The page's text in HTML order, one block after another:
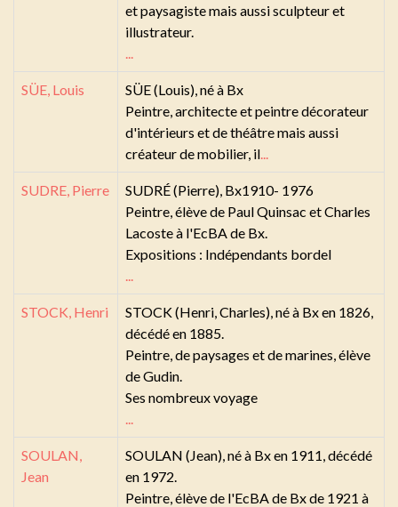
et paysagiste mais aussi sculpteur et
illustrateur.
SÜE, Louis
SÜE (Louis), né à Bx
Peintre, architecte et peintre décorateur
d'intérieurs et de théâtre mais aussi
créateur de mobilier, il
SUDRE, Pierre
SUDRÉ (Pierre), Bx1910- 1976
Peintre, élève de Paul Quinsac et Charles
Lacoste à l'EcBA de Bx.
Expositions : Indépendants bordel
STOCK, Henri
STOCK (Henri, Charles), né à Bx en 1826,
décédé en 1885.
Peintre, de paysages et de marines, élève
de Gudin.
Ses nombreux voyage
SOULAN,
Jean
SOULAN (Jean), né à Bx en 1911, décédé
en 1972.
Peintre, élève de l'EcBA de Bx de 1921 à